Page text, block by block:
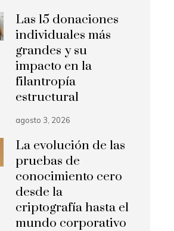
Las 15 donaciones
individuales más
grandes y su
impacto en la
filantropía
estructural
agosto 3, 2026
La evolución de las
pruebas de
conocimiento cero
desde la
criptografía hasta el
mundo corporativo